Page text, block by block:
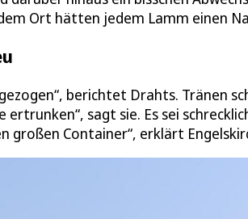
Ort hätten jedem Lamm einen
berichtet Drahts. Tränen
sagt sie. Es sei
großen Container“, erklärt